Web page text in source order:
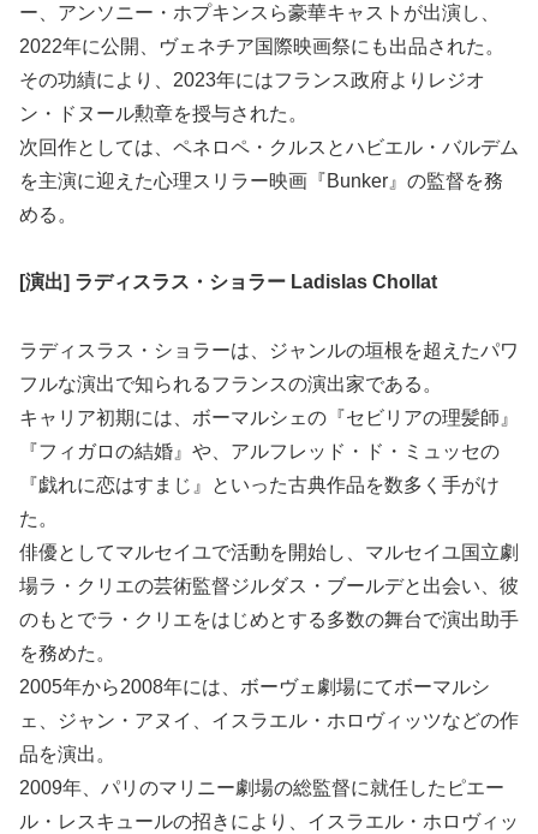
ー、アンソニー・ホプキンスら豪華キャストが出演し、
2022年に公開、ヴェネチア国際映画祭にも出品された。
その功績により、2023年にはフランス政府よりレジオ
ン・ドヌール勲章を授与された。
次回作としては、ペネロペ・クルスとハビエル・バルデム
を主演に迎えた心理スリラー映画『Bunker』の監督を務
める。
[演出] ラディスラス・ショラー Ladislas Chollat
ラディスラス・ショラーは、ジャンルの垣根を超えたパワ
フルな演出で知られるフランスの演出家である。
キャリア初期には、ボーマルシェの『セビリアの理髪師』
『フィガロの結婚』や、アルフレッド・ド・ミュッセの
『戯れに恋はすまじ』といった古典作品を数多く手がけ
た。
俳優としてマルセイユで活動を開始し、マルセイユ国立劇
場ラ・クリエの芸術監督ジルダス・ブールデと出会い、彼
のもとでラ・クリエをはじめとする多数の舞台で演出助手
を務めた。
2005年から2008年には、ボーヴェ劇場にてボーマルシ
ェ、ジャン・アヌイ、イスラエル・ホロヴィッツなどの作
品を演出。
2009年、パリのマリニー劇場の総監督に就任したピエー
ル・レスキュールの招きにより、イスラエル・ホロヴィッ